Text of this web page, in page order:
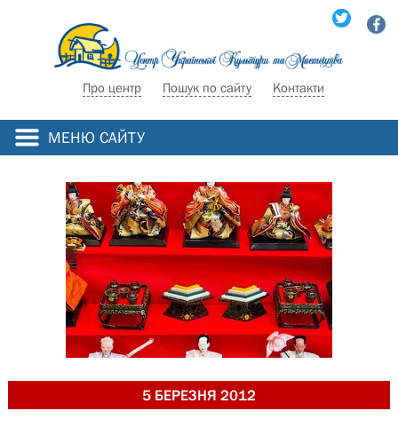
Про центр Пошук по сайту Контакти
МЕНЮ САЙТУ
5 БЕРЕЗНЯ 2012